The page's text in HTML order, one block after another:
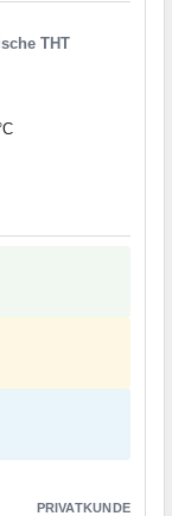
THT
PRIVATKUNDE